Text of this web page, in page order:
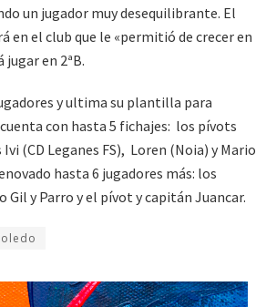
un jugador muy desequilibrante. El
en el club que le «permitió de crecer en
en 2ªB.
y ultima su plantilla para
con hasta 5 fichajes: los pívots
(CD Leganes FS), Loren (Noia) y Mario
hasta 6 jugadores más: los
Gil y Parro y el pívot y capitán Juancar.